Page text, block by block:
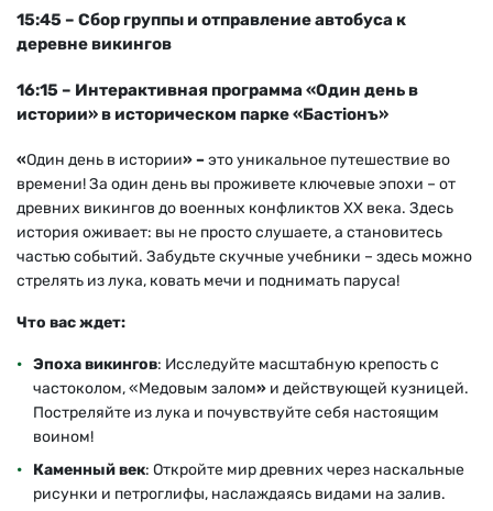
15:45 – Сбор группы и отправление автобуса к
деревне викингов
16:15 – Интерактивная программа «Один день в
истории» в историческом парке «Бастiонъ»
«Один день в истории» –это уникальное путешествие во
времени! За один день вы проживете ключевые эпохи – от
древних викингов до военных конфликтов XX века. Здесь
история оживает: вы не просто слушаете, а становитесь
частью событий. Забудьте скучные учебники – здесь можно
стрелять из лука, ковать мечи и поднимать паруса!
Что вас ждет:
Эпоха викингов: Исследуйте масштабную крепость с
частоколом, «Медовым залом» и действующей кузницей.
Постреляйте из лука и почувствуйте себя настоящим
воином!
Каменный век: Откройте мир древних через наскальные
рисунки и петроглифы, наслаждаясь видами на залив.